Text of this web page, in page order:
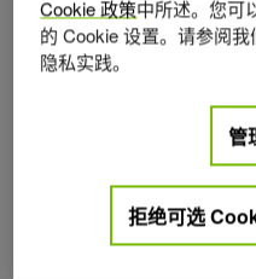
减少 LLM 幻觉并改
LLM 提供最新信息方面。
的搜索功能，RAG 确保
高其响应的准确性和相关
Cookie 政策中所述。您可
的 Cookie 设置。请参阅我
隐私实践。
管
拒绝可选